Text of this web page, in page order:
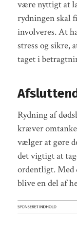
være nyttigt at
rydningen skal
involveres. At
stress og sikre,
taget i
Rydning af
kræver
vælger at gøre
det vigtigt at
ordentligt. Med
blive en del af